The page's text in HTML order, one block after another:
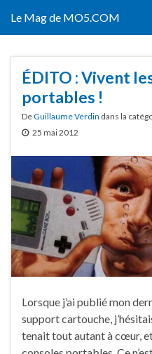
Le Mag de MO5.COM
ÉDITO : Vivent
portables !
DeGuillaume Verdin dans la
25 mai 2012
Lorsque j’ai publié mon
support cartouche,
tenait tout autant à cœur,